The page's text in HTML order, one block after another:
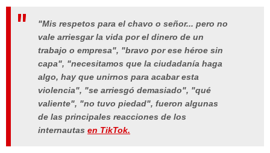
"Mis respetos para el chavo o señor... pero no
vale arriesgar la vida por el dinero de un
trabajo o empresa", "bravo por ese héroe sin
capa", "necesitamos que la ciudadanía haga
algo, hay que unirnos para acabar esta
violencia", "se arriesgó demasiado", "qué
valiente", "no tuvo piedad", fueron algunas
de las principales reacciones de los
internautas en TikTok.